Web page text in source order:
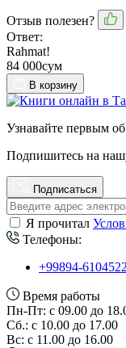
Отзыв полезен?
Ответ:
Rahmat!
84 000сум
В корзину
Узнавайте первым
Подпишитесь на
Подписаться
Я прочитал
Телефоны:
+99894-6104522
Время работы
Пн-Пт: с 09.00 до
Сб.: с 10.00 до 17.00
Вс: с 11.00 до 16.00